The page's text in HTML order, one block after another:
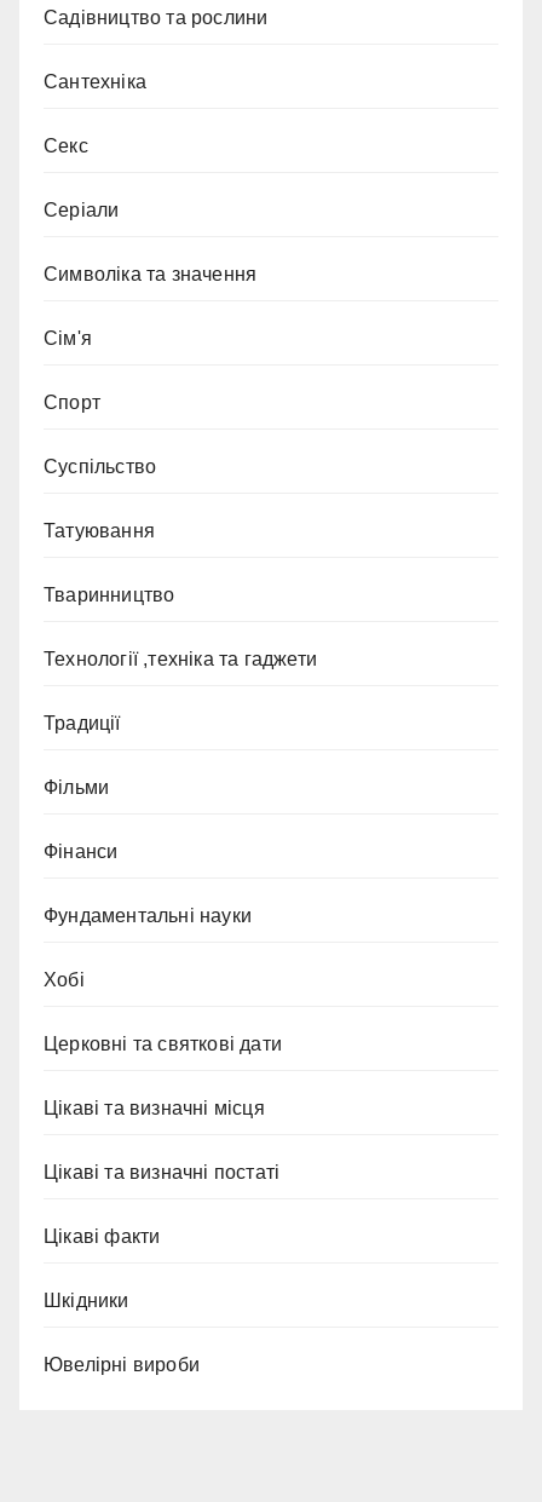
Садівництво та рослини
Сантехніка
Секс
Серіали
Символіка та значення
Сім'я
Спорт
Суспільство
Татуювання
Тваринництво
Технології ,техніка та гаджети
Традиції
Фільми
Фінанси
Фундаментальні науки
Хобі
Церковні та святкові дати
Цікаві та визначні місця
Цікаві та визначні постаті
Цікаві факти
Шкідники
Ювелірні вироби